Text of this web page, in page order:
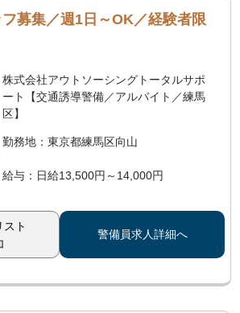
募集／週1日～OK／経験者限
株式会社アウトソーシングトータルサポ
ート【交通誘導警備／アルバイト／練馬
区】
勤務地：東京都練馬区向山
給与：日給13,500円～14,000円
ト
警備員求人詳細へ